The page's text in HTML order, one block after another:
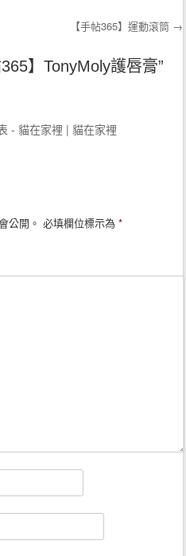
【手帖365】運動滾筒 →
365】TonyMoly護唇膏”
- 貓在家裡 | 貓在家裡
公開。 必填欄位標示為*